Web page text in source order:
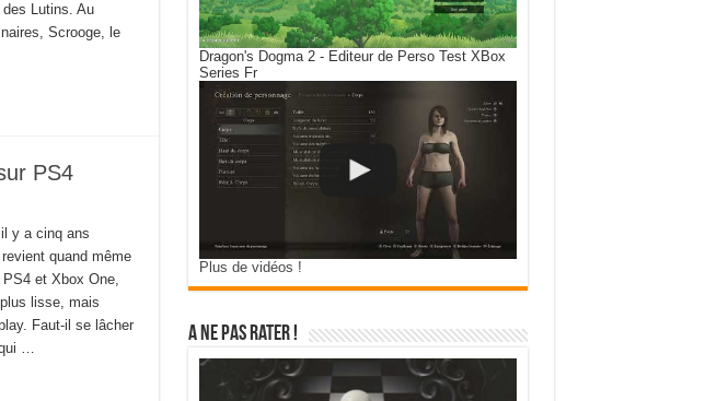
Lutins. Au
Scrooge, le
PS4
y a cinq ans
quand même
PS4 et Xbox One,
lisse, mais
Faut-il se lâcher
…
Dragon's Dogma 2 - Editeur de Perso Test XBox
Series Fr
Plus de vidéos !
A ne pas rater !